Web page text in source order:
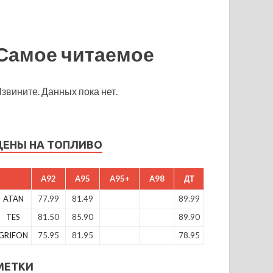
читаемое
Данных пока нет.
НА ТОПЛИВО
A92 A95 A95+ A98 ДТ
ATAN 77.99 81.49
89.99
TES
81.50 85.90
89.90
75.95 81.95 78.95